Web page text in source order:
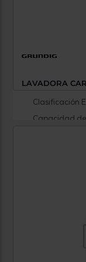
LAVADORA
Clasificación
Capacidad